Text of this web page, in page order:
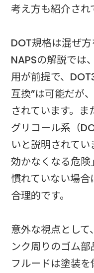
考え方も紹介され
DOT規格は混ぜ方
NAPSの解説では
用が前提で、
互換”は可能だが
されています。ま
グリコール系（
いと説明されて
効かなくなる危
慣れていない場
合理的です。
意外な視点とし
ンク周りのゴム部
フルードは塗装